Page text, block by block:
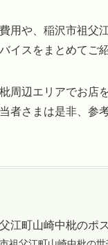
用や、稲沢市祖父
イスをまとめてご
周辺エリアでお店
者さまは是非、参
江町山崎中枇のポ